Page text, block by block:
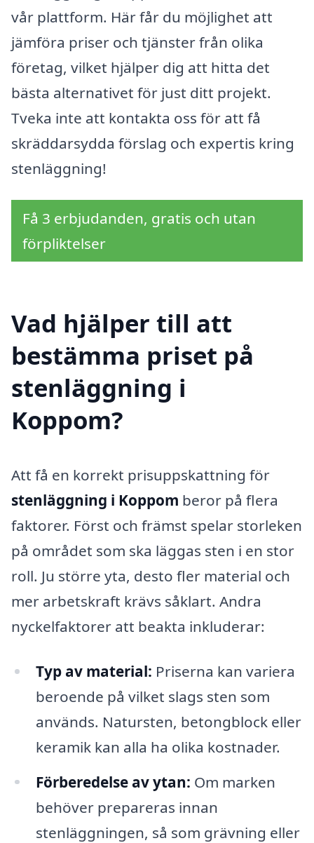
vår plattform. Här får du möjlighet att
jämföra priser och tjänster från olika
företag, vilket hjälper dig att hitta det
bästa alternativet för just ditt projekt.
Tveka inte att kontakta oss för att få
skräddarsydda förslag och expertis kring
stenläggning!
Få 3 erbjudanden, gratis och utan
förpliktelser
Vad hjälper till att
bestämma priset på
stenläggning i
Koppom?
Att få en korrekt prisuppskattning för
stenläggning i Koppom beror på flera
faktorer. Först och främst spelar storleken
på området som ska läggas sten i en stor
roll. Ju större yta, desto fler material och
mer arbetskraft krävs såklart. Andra
nyckelfaktorer att beakta inkluderar:
Typ av material: Priserna kan variera
beroende på vilket slags sten som
används. Natursten, betongblock eller
keramik kan alla ha olika kostnader.
Förberedelse av ytan: Om marken
behöver prepareras innan
stenläggningen, så som grävning eller